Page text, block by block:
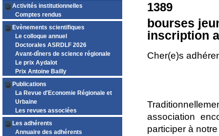
Activités institutionnelles
Comptes rendus
Evènements scientifiques
Le colloque annuel
Doctorales ASRDLF 2026
Avant-dîners de science régionale
Le prix Aydalot
Prix Antoine Bailly
Publications
La Revue d'Economie Régionale et
Urbaine
Les revues associées
Les adhérents
Annuaire des adhérents
1389
bourses
inscription
Cher(e)s
association
participer à